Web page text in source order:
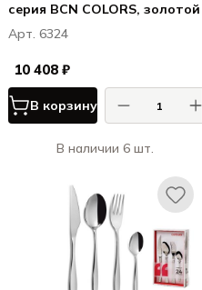
серия BCN COLORS, золотой
Арт. 6324
10 408 ₽
В корзину
В наличии 6 шт.